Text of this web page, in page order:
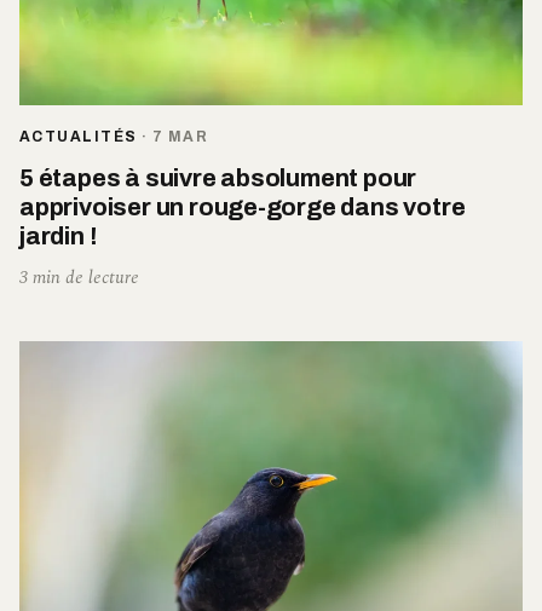
ACTUALITÉS · 7 MAR
5 étapes à suivre absolument pour
apprivoiser un rouge-gorge dans votre
jardin !
3 min de lecture